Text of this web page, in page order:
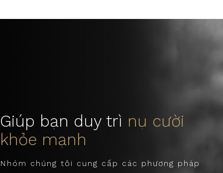
Giúp bạn duy trì nụ cười
khỏe mạnh
Nhóm chúng tôi cung cấp các phương pháp